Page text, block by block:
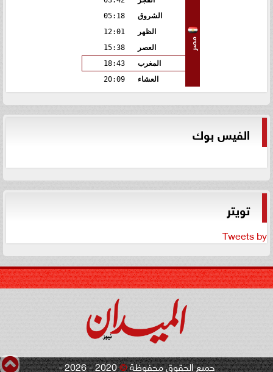
مصر
الشروق
05:18
الظهر
12:01
العصر
15:38
المغرب
18:43
العشاء
20:09
الفيس بوك
تويتر
Tweets by
جميع الحقوق محفوظة©
2020 - 2026 -